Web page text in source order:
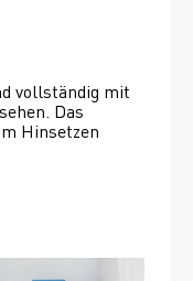
vollständig mit
Das
Hinsetzen